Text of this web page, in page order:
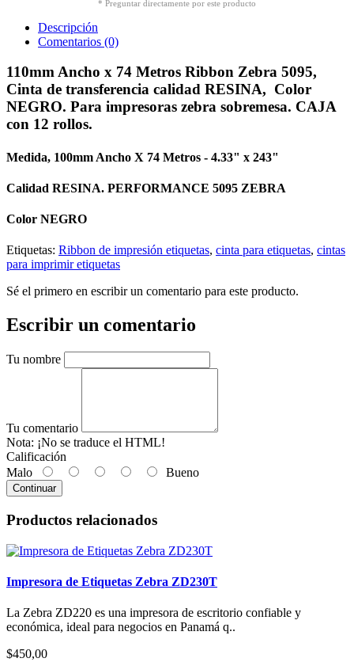
* Preguntar directamente por este producto
Descripción
Comentarios (0)
110mm Ancho x 74 Metros Ribbon Zebra 5095,
Cinta de transferencia calidad RESINA, Color
NEGRO. Para impresoras zebra sobremesa. CAJA
con 12 rollos.
Medida, 100mm Ancho X 74 Metros - 4.33" x 243"
Calidad RESINA. PERFORMANCE 5095 ZEBRA
Color NEGRO
Etiquetas: Ribbon de impresión etiquetas, cinta para etiquetas, cintas
para imprimir etiquetas
Sé el primero en escribir un comentario para este producto.
Escribir un comentario
Tu nombre
Tu comentario
Nota: ¡No se traduce el HTML!
Calificación
Malo
Bueno
Continuar
Productos relacionados
Impresora de Etiquetas Zebra ZD230T
La Zebra ZD220 es una impresora de escritorio confiable y
económica, ideal para negocios en Panamá q..
$450,00